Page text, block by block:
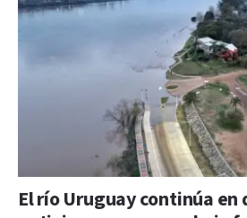
El río Uruguay continúa en